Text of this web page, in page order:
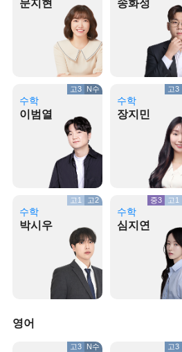
문지현 송화성
수학
이범열
고3 N수
수학
장지민
고3
수학
박시우
고1 고2
수학
심지연
중3 고1
영어
고3 N수 고3